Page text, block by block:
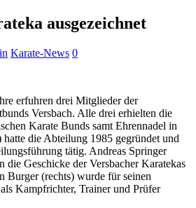
ausgezeichnet
Karate-News 0
erfuhren drei Mitglieder der
Versbach. Alle drei erhielten die
Karate Bunds samt Ehrennadel in
die Abteilung 1985 gegründet und
tätig. Andreas Springer
die Geschicke der Versbacher Karatekas
Burger (rechts) wurde für seinen
Kampfrichter, Trainer und Prüfer